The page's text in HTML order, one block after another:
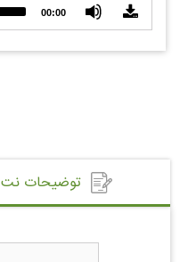
Audio
Player
00:00
توضیحات نت